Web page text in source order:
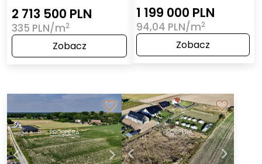
2 713 500 PLN
335 PLN/m2
Zobacz
1 199 000 PLN
94,04 PLN/m2
Zobacz